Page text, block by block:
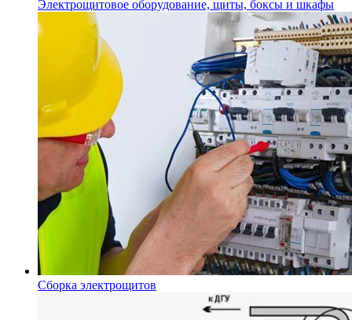
Электрощитовое оборудование, щиты, боксы и шкафы
Сборка электрощитов